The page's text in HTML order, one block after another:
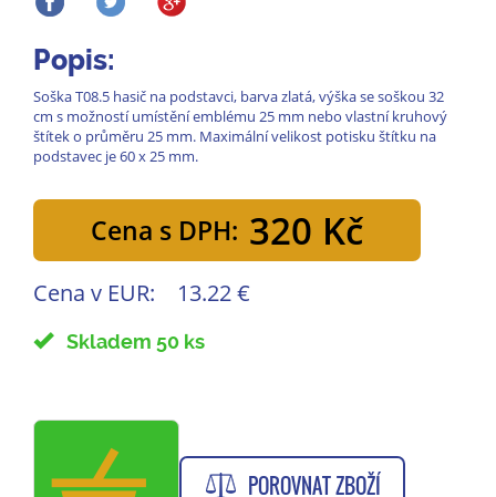
Popis:
Soška T08.5 hasič na podstavci, barva zlatá, výška se soškou 32
cm s možností umístění emblému 25 mm nebo vlastní kruhový
štítek o průměru 25 mm. Maximální velikost potisku štítku na
podstavec je 60 x 25 mm.
Cena s DPH: 320 Kč
Cena v EUR: 13.22 €
Skladem 50 ks
POROVNAT ZBOŽÍ